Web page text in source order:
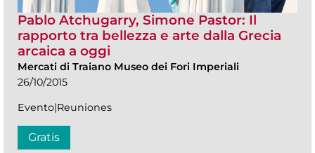
Pablo Atchugarry, Simone Pastor: Il
rapporto tra bellezza e arte dalla Grecia
arcaica a oggi
Mercati di Traiano Museo dei Fori Imperiali
26/10/2015
Evento|Reuniones
Gratis